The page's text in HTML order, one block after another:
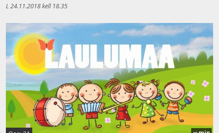
L 24.11.2018 kell 18.35